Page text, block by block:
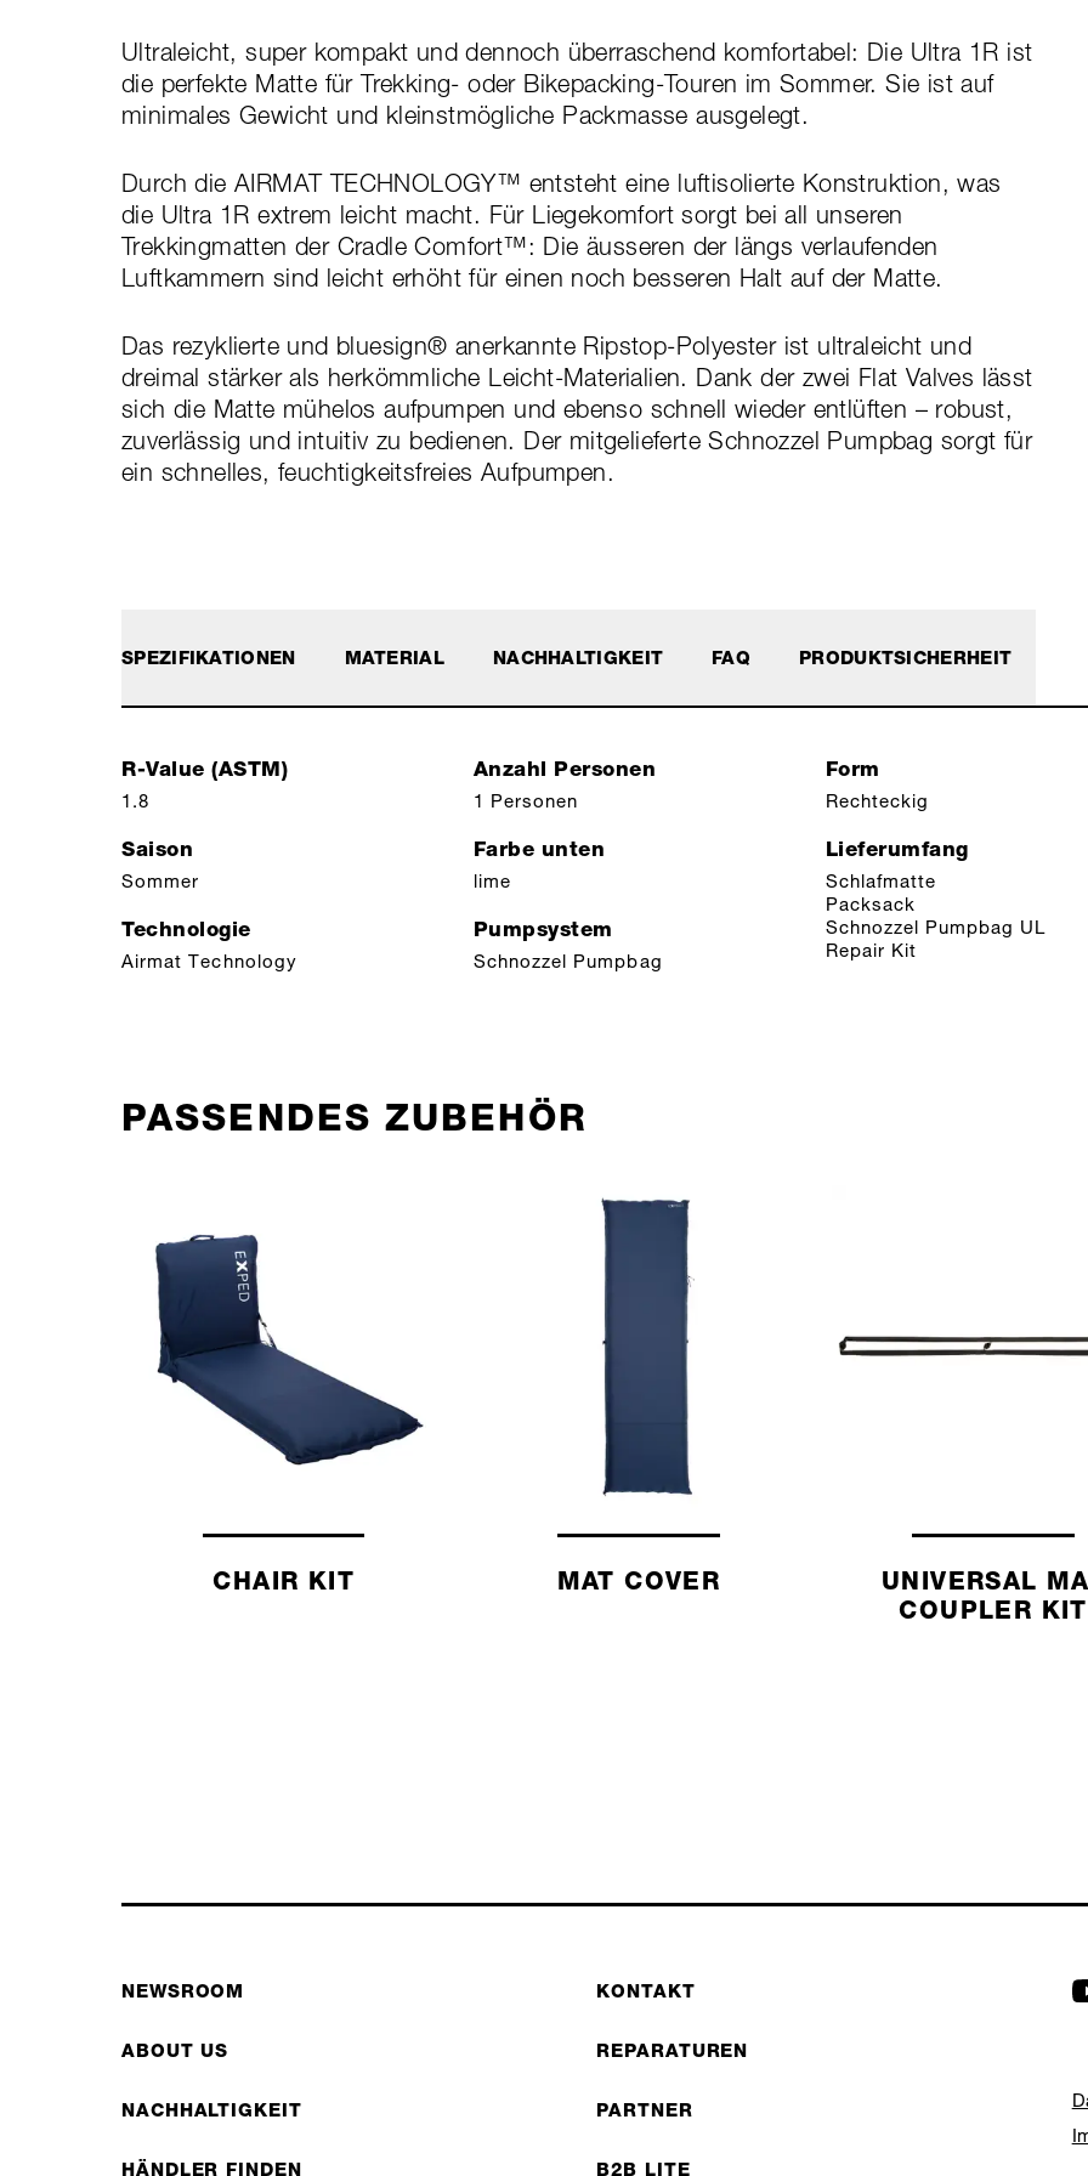
Ultraleicht, super kompakt und dennoch überraschend komfortabel: Die Ultra 1R ist
die perfekte Matte für Trekking- oder Bikepacking-Touren im Sommer. Sie ist auf
minimales Gewicht und kleinstmögliche Packmasse ausgelegt.
Durch die AIRMAT TECHNOLOGY™ entsteht eine luftisolierte Konstruktion, was
die Ultra 1R extrem leicht macht. Für Liegekomfort sorgt bei all unseren
Trekkingmatten der Cradle Comfort™: Die äusseren der längs verlaufenden
Luftkammern sind leicht erhöht für einen noch besseren Halt auf der Matte.
Das rezyklierte und bluesign® anerkannte Ripstop-Polyester ist ultraleicht und
dreimal stärker als herkömmliche Leicht-Materialien. Dank der zwei Flat Valves lässt
sich die Matte mühelos aufpumpen und ebenso schnell wieder entlüften – robust,
zuverlässig und intuitiv zu bedienen. Der mitgelieferte Schnozzel Pumpbag sorgt für
ein schnelles, feuchtigkeitsfreies Aufpumpen.
SPEZIFIKATIONEN
R-Value (ASTM)
1.8
Saison
Sommer
Technologie
Airmat Technology
Anzahl Personen
1 Personen
Farbe unten
lime
Pumpsystem
Schnozzel Pumpbag
Form
Rechteckig
Lieferumfang
Schlafmatte
Packsack
Schnozzel Pumpbag UL
Repair Kit
MATERIAL NACHHALTIGKEIT FAQ PRODUKTSICHERHEIT
PASSENDES ZUBEHÖR
CHAIR KIT MAT COVER
UNIVERSAL
COUPLER KIT
NEWSROOM
ABOUT US
NACHHALTIGKEIT
HÄNDLER FINDEN
KONTAKT
REPARATUREN
PARTNER
B2B LITE